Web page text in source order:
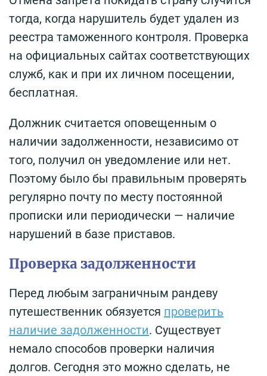
тогда, когда нарушитель будет удален из
реестра таможенного контроля. Проверка
на официальных сайтах соответствующих
служб, как и при их личном посещении,
бесплатная.
Должник считается оповещенным о
наличии задолженности, независимо от
того, получил он уведомление или нет.
Поэтому было бы правильным проверять
регулярно почту по месту постоянной
прописки или периодически — наличие
нарушений в базе приставов.
Проверка задолженности
Перед любым заграничным рандеву
путешественник обязуется проверить
наличие задолженности. Существует
немало способов проверки наличия
долгов. Сегодня это можно сделать, не